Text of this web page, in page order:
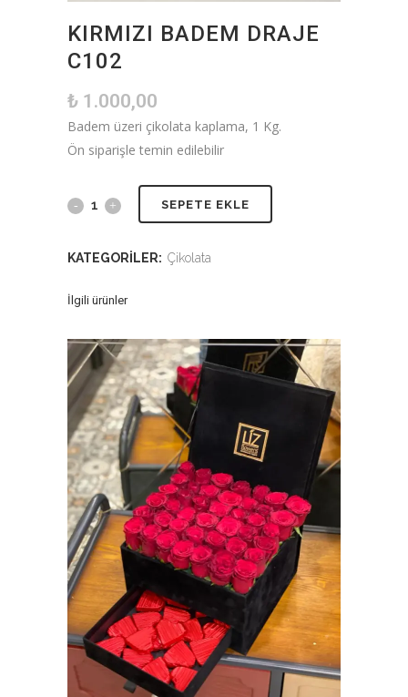
KIRMIZI BADEM DRAJE
C102
₺ 1.000,00
Badem üzeri çikolata kaplama, 1 Kg.
Ön siparişle temin edilebilir
SEPETE EKLE
KATEGORILER: Çikolata
İlgili ürünler